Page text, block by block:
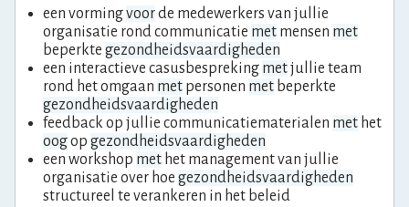
een vormingvoorde medewerkers van jullie
organisatie rond communicatie met mensen met
beperkte gezondheidsvaardigheden
een interactieve casusbespreking metjullie team
rond het omgaan met personen met beperkte
gezondheidsvaardigheden
feedback op jullie communicatiematerialen met het
oogop gezondheidsvaardigheden
een workshop met het management van jullie
organisatie over hoe gezondheidsvaardigheden
structureel te verankeren in het beleid